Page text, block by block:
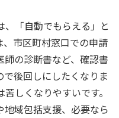
、「自動でもらえる」と
市区町村窓口での申請
の診断書など、確認書
後回しにしたくなりま
しくなりやすいです。
域包括支援、必要なら